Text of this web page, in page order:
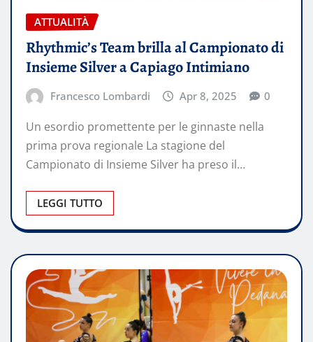
ATTUALITÀ
Rhythmic’s Team brilla al Campionato di
Insieme Silver a Capiago Intimiano
Francesco Lombardi Apr 8, 2025 0
Un esordio promettente per le ginnaste nella
prima prova regionale La stagione del
Campionato di Insieme Silver ha preso il…
LEGGI TUTTO